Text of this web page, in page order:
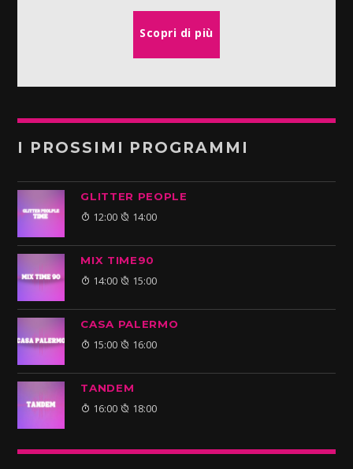
Scopri di più
I PROSSIMI PROGRAMMI
GLITTER PEOPLE
12:00 14:00
MIX TIME90
14:00 15:00
CASA PALERMO
15:00 16:00
TANDEM
16:00 18:00